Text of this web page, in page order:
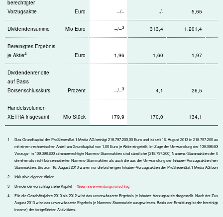
1
Das Grundkapital der ProSiebenSat.1 Media AG beträgt 218.797.200,00 Euro und ist seit 16. August 2013 in 218.797.200 auf
mit einem rechnerischen Anteil am Grundkapital von 1,00 Euro je Aktie eingeteilt. Im Zuge der Umwandlung der 109.398.600
Vorzugs- in 109.398.600 stimmberechtigte Namens-Stammaktien sind sämtliche (218.797.200) Namens-Stammaktien der
die ehemals nicht börsennotierten Namens-Stammaktien als auch die aus der Umwandlung der Inhaber-Vorzugsaktien
Stammaktien. Bis zum 16. August 2013 waren nur die bisherigen Inhaber-Vorzugsaktien der ProSiebenSat.1 Media AG
2
Inklusive eigener Aktien.
3
Dividendenvorschlag siehe Kapitel
Gewinnverwendungsvorschlag
4
Für die Geschäftsjahre 2010 bis 2012 wird das unverwässerte Ergebnis je Inhaber-Vorzugsaktie dargestellt. Nach der
August 2013 wird das unverwässerte Ergebnis je Namens-Stammaktie ausgewiesen. Basis der Ermittlung ist der bereinigte
income) der fortgeführten Aktivitäten.
berechtigter
Vorzugsaktie
Euro –/– -/- 5,65
Dividendensumme Mio Euro –/–3 313,4 1.201,4
Bereinigtes Ergebnis
je Aktie4 Euro 1,96 1,60 1,97
Dividendenrendite
auf Basis
Börsenschlusskurs
Prozent –/–3 4,1 26,5
Handelsvolumen
XETRA insgesamt
Mio Stück 179,9 170,0 134,1